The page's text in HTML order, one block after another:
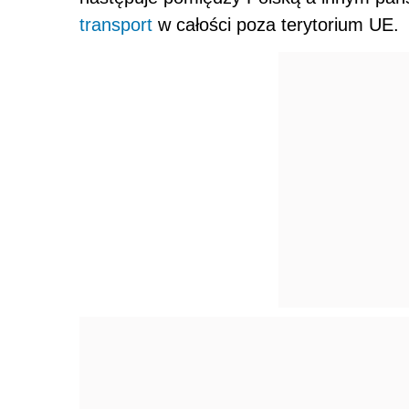
transport w całości poza terytorium UE.